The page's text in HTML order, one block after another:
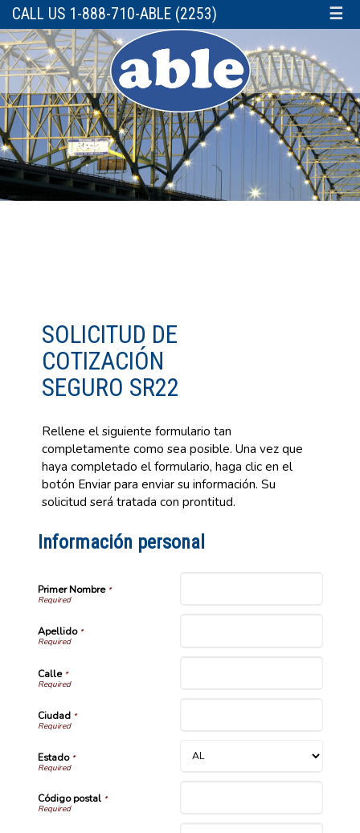
CALL US 1-888-710-ABLE (2253) ☰
SOLICITUD DE
COTIZACIÓN
SEGURO SR22
Rellene el siguiente formulario tan
completamente como sea posible. Una vez que
haya completado el formulario, haga clic en el
botón Enviar para enviar su información. Su
solicitud será tratada con prontitud.
Información personal
Primer Nombre *
Apellido*
Calle*
Ciudad*
Estado*
Código postal*